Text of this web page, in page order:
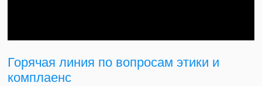
Горячая линия по вопросам этики и
комплаенс